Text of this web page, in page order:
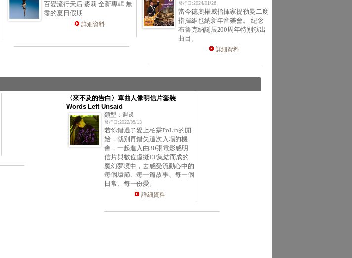
百變流行天后 麥莉 全新專輯 無
盡的夏日假期
詳細資料
發行日:2024/01/26
當今德奧權威指揮家提勒曼二度
指揮維也納新年音樂會。 紀念
布魯克納誕辰200周年特別演出
曲目。
詳細資料
〈來不及的告白〉單曲人像明信片套裝
Words Left Unsaid
類型：週邊
發行日:2022/05/13
若你錯過了愛上柏霖PoLin的開
始，就別再錯失這次入場的機
會，一起進入由30張電影感明
信片與數位虛擬EP集結而成的
魔幻夢境中，去感受流動心中的
每個環節、每一篇故事、每一個
日常、每一份愛。
詳細資料